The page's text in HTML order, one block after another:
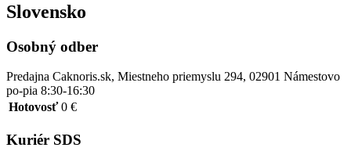
Slovensko
Osobný odber
Predajna Caknoris.sk, Miestneho priemyslu 294, 02901 Námestovo
po-pia 8:30-16:30
Hotovosť 0 €
Kuriér SDS